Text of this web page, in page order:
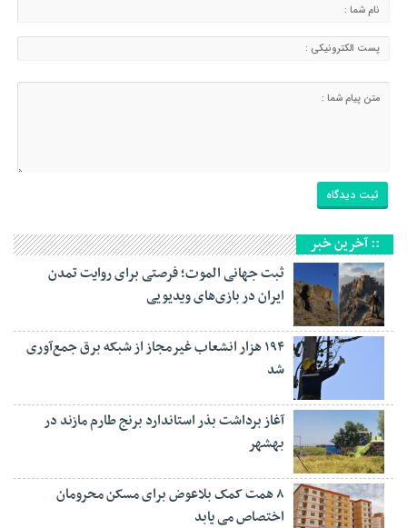
:: آخرین خبر
ثبت جهانی الموت؛ فرصتی برای روایت تمدن
ایران در بازی‌های ویدیویی
۱۹۴ هزار انشعاب غیرمجاز از شبکه برق جمع‌آوری
شد
آغاز برداشت بذر استاندارد برنج طارم مازند در
بهشهر
۸ همت کمک بلاعوض برای مسکن محرومان
اختصاص می یابد